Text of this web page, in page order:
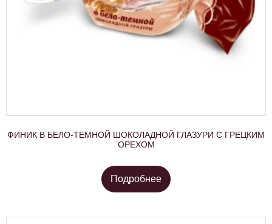
ФИНИК В БЕЛО-ТЕМНОЙ ШОКОЛАДНОЙ ГЛАЗУРИ С ГРЕЦКИМ
ОРЕХОМ
Подробнее